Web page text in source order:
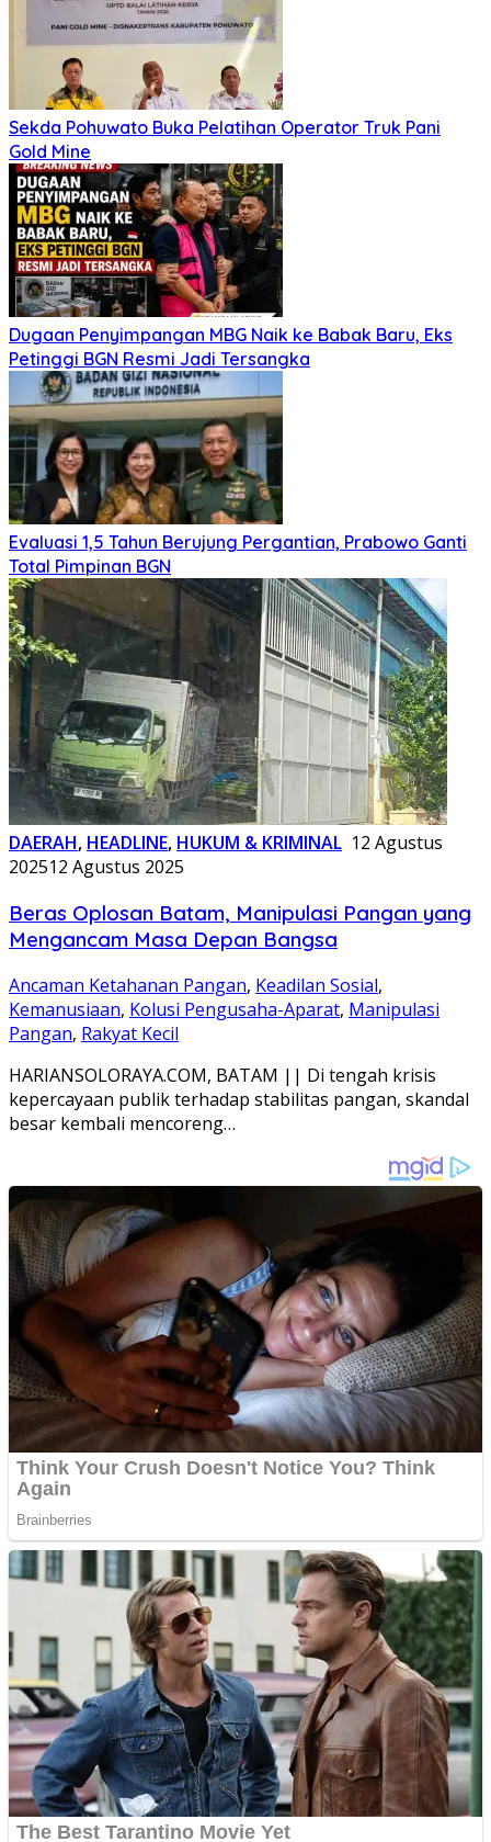
Sekda Pohuwato Buka Pelatihan Operator Truk Pani
Gold Mine
Dugaan Penyimpangan MBG Naik ke Babak Baru, Eks
Petinggi BGN Resmi Jadi Tersangka
Evaluasi 1,5 Tahun Berujung Pergantian, Prabowo Ganti
Total Pimpinan BGN
DAERAH, HEADLINE, HUKUM & KRIMINAL 12 Agustus
202512 Agustus 2025
Beras Oplosan Batam, Manipulasi Pangan yang
Mengancam Masa Depan Bangsa
Ancaman Ketahanan Pangan, Keadilan Sosial,
Kemanusiaan, Kolusi Pengusaha-Aparat, Manipulasi
Pangan, Rakyat Kecil
HARIANSOLORAYA.COM, BATAM || Di tengah krisis
kepercayaan publik terhadap stabilitas pangan, skandal
besar kembali mencoreng…